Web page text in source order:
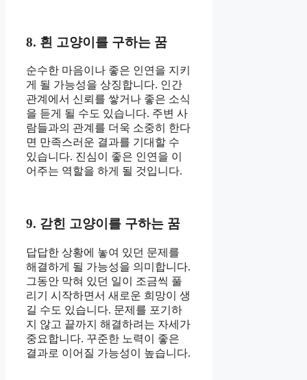
8. 흰 고양이를 구하는 꿈
순수한 마음이나 좋은 인연을 지키
게 될 가능성을 상징합니다. 인간
관계에서 신뢰를 쌓거나 좋은 소식
을 듣게 될 수도 있습니다. 주변 사
람들과의 관계를 더욱 소중히 한다
면 만족스러운 결과를 기대할 수
있습니다. 진심이 좋은 인연을 이
어주는 역할을 하게 될 것입니다.
9. 갇힌 고양이를 구하는 꿈
답답한 상황에 놓여 있던 문제를
해결하게 될 가능성을 의미합니다.
그동안 막혀 있던 일이 조금씩 풀
리기 시작하면서 새로운 희망이 생
길 수도 있습니다. 문제를 포기하
지 않고 끝까지 해결하려는 자세가
중요합니다. 꾸준한 노력이 좋은
결과로 이어질 가능성이 높습니다.